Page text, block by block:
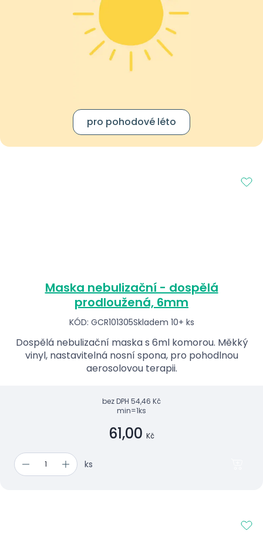
pro pohodové léto
Maska nebulizační - dospělá
prodloužená, 6mm
KÓD: GCR101305Skladem 10+ ks
Dospělá nebulizační maska s 6ml komorou. Měkký
vinyl, nastavitelná nosní spona, pro pohodlnou
aerosolovou terapii.
bez DPH 54,46 Kč
min=1ks
61,00 Kč
ks